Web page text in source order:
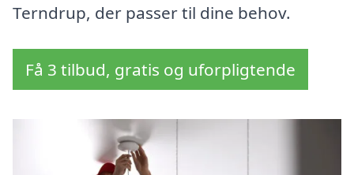
Terndrup, der passer til dine behov.
Få 3 tilbud, gratis og uforpligtende